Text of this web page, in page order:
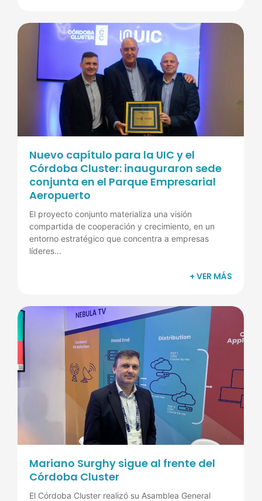
Nuevo capítulo para la UIC y el
Córdoba Cluster: inauguraron sede
conjunta en el Parque Empresarial
Aeropuerto
El proyecto conjunto materializa una visión
compartida de cooperación y crecimiento, en un
entorno estratégico que concentra a empresas
líderes...
+ VER MÁS
Mariano Surghy sigue al frente del
Córdoba Cluster
El Córdoba Cluster realizó su Asamblea General